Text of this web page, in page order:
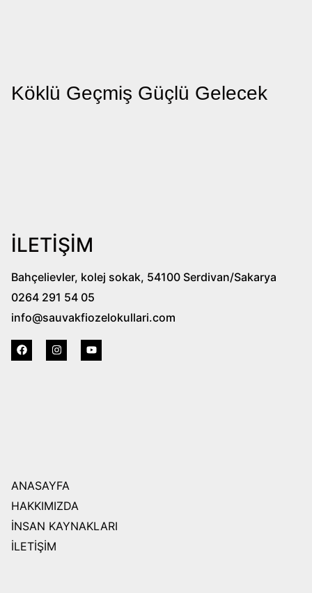
Köklü Geçmiş Güçlü Gelecek
İLETİŞİM
Bahçelievler, kolej sokak, 54100 Serdivan/Sakarya
0264 291 54 05
info@sauvakfiozelokullari.com
ANASAYFA
HAKKIMIZDA
İNSAN KAYNAKLARI
İLETİŞİM